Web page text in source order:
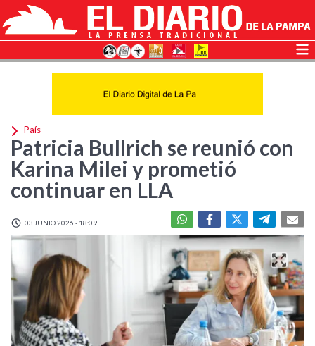
País
Patricia Bullrich se reunió con
Karina Milei y prometió
continuar en LLA
03 JUNIO 2026 - 18:09